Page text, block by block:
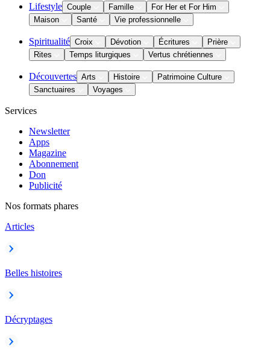
Lifestyle Couple Famille
For Her et For Him
Maison
Santé Vie professionnelle
Spiritualité Croix Dévotion Écritures
Prière
Rites
Temps liturgiques Vertus chrétiennes
Découvertes Arts Histoire
Patrimoine Culture
Sanctuaires
Voyages
Services
Newsletter
Apps
Magazine
Abonnement
Don
Publicité
Nos formats phares
Articles
Belles histoires
Décryptages